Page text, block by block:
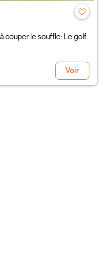
couper le souffle: Le golf
Voir